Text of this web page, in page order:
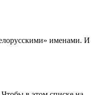
именами. И